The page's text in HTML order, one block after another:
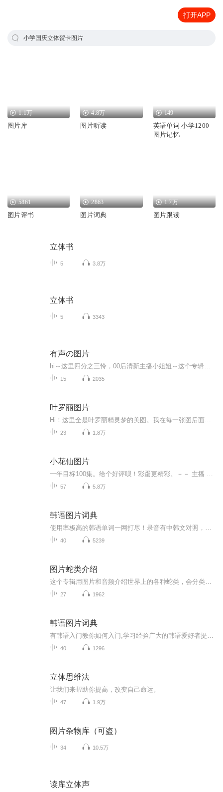
打开APP
小学国庆立体贺卡图片
1.1万
图片库
4.8万
图片听读
149
英语单词 小学1200
图片记忆
5861
图片评书
2863
图片词典
1.7万
图片跟读
立体书
5 3.8万
立体书
5 3343
有声の图片
15 2035
叶罗丽图片
23 1.8万
小花仙图片
57 5.8万
韩语图片词典
40 5239
图片蛇类介绍
27 1962
韩语图片词典
40 1296
立体思维法
让我们来帮助你提高，改变自己命运。
47 1.9万
图片杂物库（可盗）
34 10.5万
读库立体声